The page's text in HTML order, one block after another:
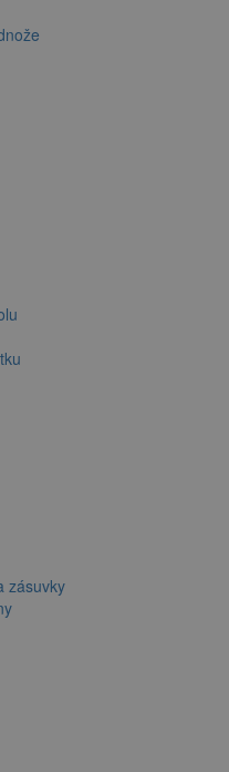
zásuvky